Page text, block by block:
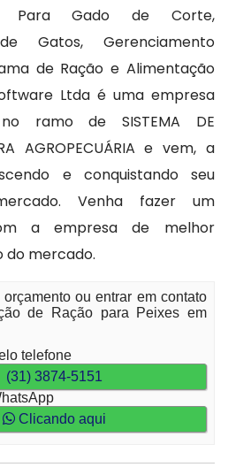
Para Gado de Corte,
Gatos, Gerenciamento
de Ração e Alimentação
Ltda é uma empresa
no ramo de SISTEMA DE
AGROPECUÁRIA e vem, a
e conquistando seu
Venha fazer um
a empresa de melhor
mercado.
ou entrar em contato
de Ração para Peixes em
telefone
(31) 3874-5151
Clicando aqui